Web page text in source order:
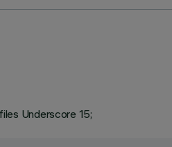
Underscore 15;